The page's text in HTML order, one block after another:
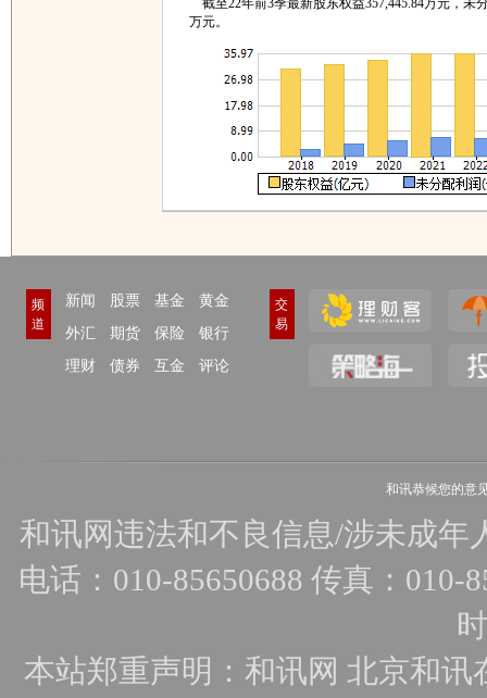
截至22年前3季最新股东权益357,445.84万元，未
万元。
频
道
新闻 股票 基金
黄金
外汇
期货 保险
银行
理财
债券 互金 评论
交
易
和讯恭候您的意
和讯网违法和不良信息/涉未成年
电话：010-85650688 传真：010-
本站郑重声明：和讯网 北京和